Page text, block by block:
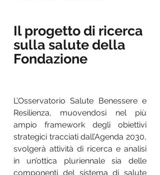
Il progetto di ricerca
sulla salute della
Fondazione
L’Osservatorio Salute Benessere e
Resilienza, muovendosi nel più
ampio framework degli obiettivi
strategici tracciati dall’Agenda 2030,
svolgerà attività di ricerca e analisi
in un’ottica pluriennale sia delle
componenti del sistema di salute